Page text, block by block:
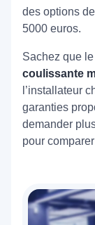
des options
5000 euros.
Sachez que le
coulissante
l’installateur
garanties
demander
pour